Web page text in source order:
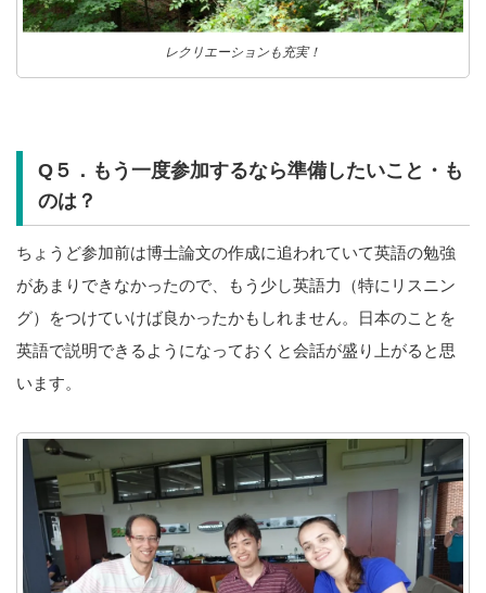
レクリエーションも充実！
Q５．もう一度参加するなら準備したいこと・も
のは？
ちょうど参加前は博士論文の作成に追われていて英語の勉強
があまりできなかったので、もう少し英語力（特にリスニン
グ）をつけていけば良かったかもしれません。日本のことを
英語で説明できるようになっておくと会話が盛り上がると思
います。